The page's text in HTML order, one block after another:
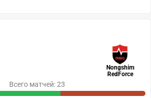
Nongshim
RedForce
Всего матчей: 23